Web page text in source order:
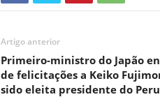
Artigo anterior
Primeiro-ministro do Japão
de felicitações a Keiko
sido eleita presidente do Peru